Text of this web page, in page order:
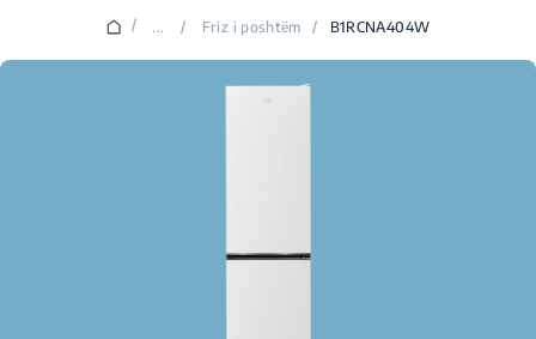
/ ... / Friz i poshtëm / B1RCNA404W